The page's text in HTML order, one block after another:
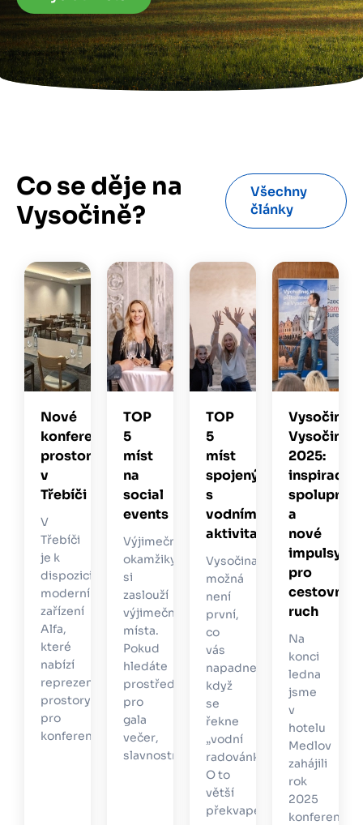
Co se děje na
Vysočině?
Všechny
články
Obrázek
Nové
konferenční
prostory
v
Třebíči
V
Třebíči
je k
dispozici
moderní
zařízení
Alfa,
které
nabízí
reprezentativní
prostory
pro
konference...
Obrázek
TOP
5
míst
na
social
events
Výjimečné
okamžiky
si
zaslouží
výjimečná
místa.
Pokud
hledáte
prostředí
pro
gala
večer,
slavnostní...
Obrázek
TOP
5
míst
spojených
s
vodními
aktivitami
Vysočina
možná
není
první,
co
vás
napadne,
když
se
řekne
„vodní
radovánky“.
O to
větší
překvapení...
Obrázek
Vysočina
Vysočině
2025:
inspirace,
a
nové
impulsy
pro
cestovní
ruch
Na
konci
ledna
jsme
v
hotelu
Medlov
zahájili
rok
2025
konferencí